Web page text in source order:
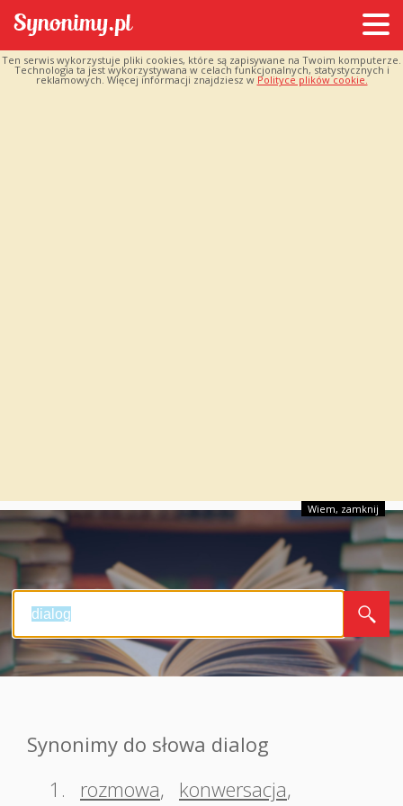
Ten serwis wykorzystuje pliki cookies, które są zapisywane na Twoim komputerze.
Technologia ta jest wykorzystywana w celach funkcjonalnych, statystycznych i
reklamowych. Więcej informacji znajdziesz w Polityce plików cookie.
Wiem, zamknij
Synonimy do słowa dialog
1.
rozmowa, konwersacja,